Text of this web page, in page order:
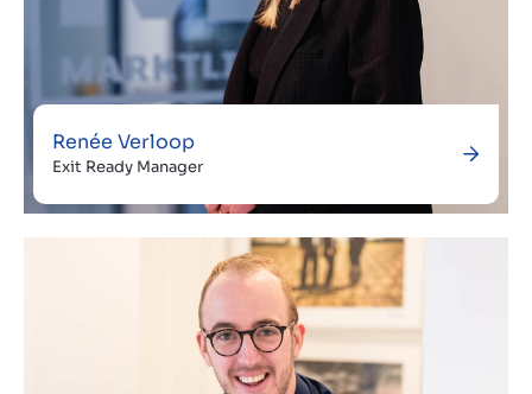
Renée Verloop
Exit Ready Manager